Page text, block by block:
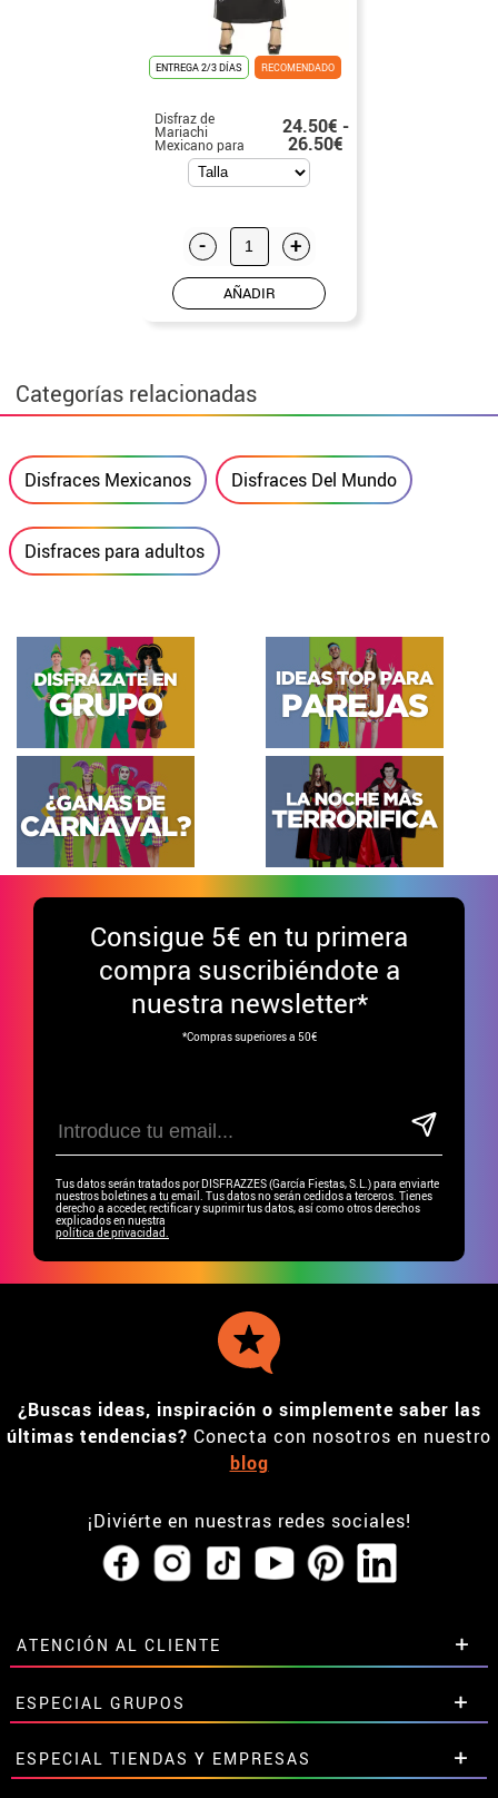
ENTREGA 2/3 DÍAS RECOMENDADO
Disfraz de
Mariachi
Mexicano para
24.50€ -
26.50€
- +
AÑADIR
Categorías relacionadas
Disfraces Mexicanos Disfraces Del Mundo
Disfraces para adultos
Consigue 5€ en tu primera
compra suscribiéndote a
nuestra newsletter*
*Compras superiores a 50€
Tus datos serán tratados por DISFRAZZES (García Fiestas, S.L.) para enviarte
nuestros boletines a tu email. Tus datos no serán cedidos a terceros. Tienes
derecho a acceder, rectificar y suprimir tus datos, así como otros derechos
explicados en nuestra
política de privacidad.
¿Buscas ideas, inspiración o simplemente saber las
últimas tendencias? Conecta con nosotros en nuestro
blog
¡Diviérte en nuestras redes sociales!
ATENCIÓN AL CLIENTE
• Horario tienda IBI
•Descuento estudiantes
• Sobre nosotros
• Condiciones de venta
ESPECIAL GRUPOS
Descuentos especiales para grupos.
Contáctanos aquí
ESPECIAL TIENDAS Y EMPRESAS